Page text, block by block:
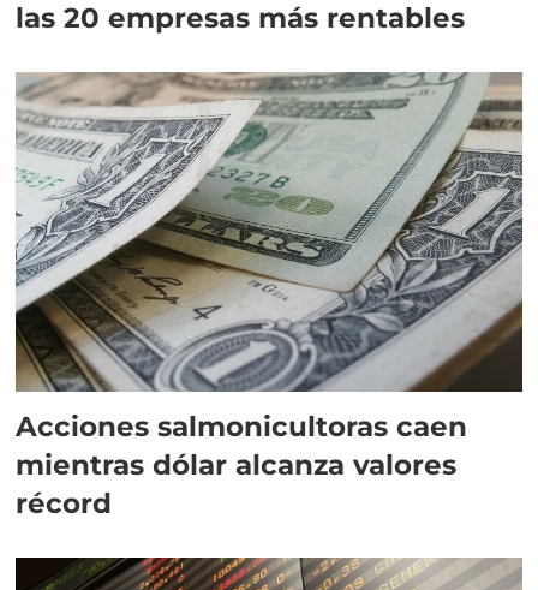
las 20 empresas más rentables
Acciones salmonicultoras caen
mientras dólar alcanza valores
récord